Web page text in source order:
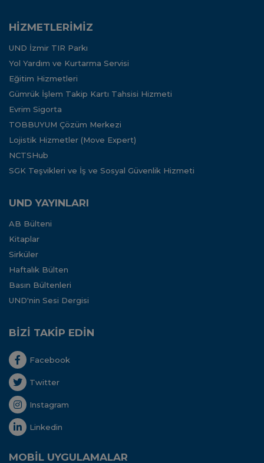
HİZMETLERİMİZ
UND İzmir TIR Parkı
Yol Yardım ve Kurtarma Servisi
Eğitim Hizmetleri
Gümrük İşlem Takip Kartı Tahsisi Hizmeti
Evrim Sigorta
TOBBUYUM Çözüm Merkezi
Lojistik Hizmetler (Move Expert)
NCTSHub
SGK Teşvikleri ve İş ve Sosyal Güvenlik Hizmeti
UND YAYINLARI
AB Bülteni
Kitaplar
Sirküler
Haftalık Bülten
Basın Bültenleri
UND'nin Sesi Dergisi
BİZİ TAKİP EDİN
Facebook
Twitter
Instagram
Linkedin
MOBİL UYGULAMALAR